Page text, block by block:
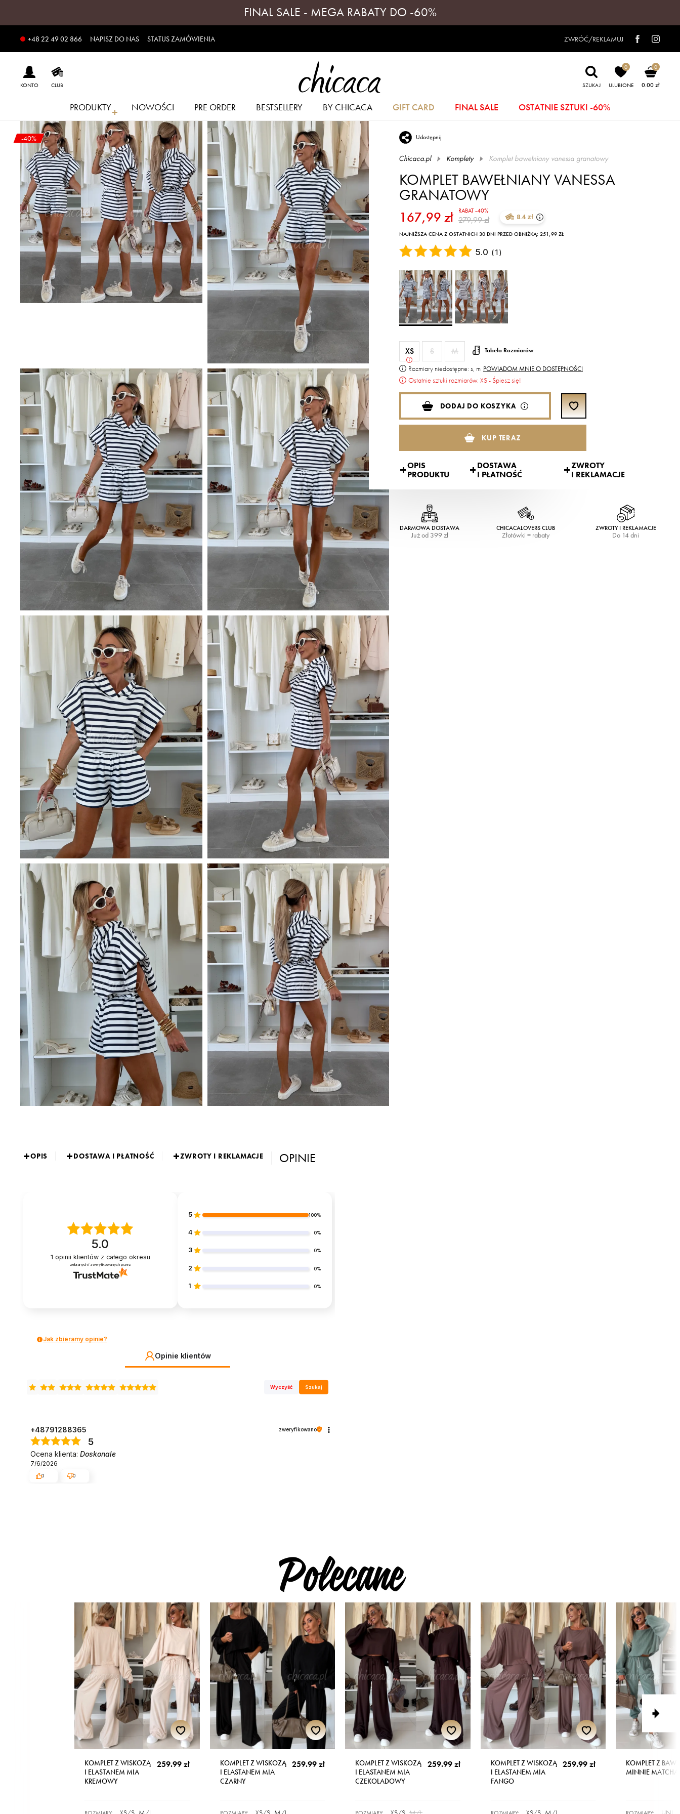
FINAL SALE - MEGA RABATY DO -60%
+48 22 49 02 866 NAPISZ DO NAS STATUS ZAMÓWIENIA ZWRÓĆ/REKLAMUJ
KONTO CLUB SZUKAJ
0
ULUBIONE
0
0.00 zł
PRODUKTY NOWOŚCI PRE ORDER BESTSELLERY BY CHICACA GIFT CARD FINAL SALE OSTATNIE SZTUKI -60%
-40%
OPIS DOSTAWA I PŁATNOŚĆ ZWROTY I REKLAMACJE OPINIE
5.0
1 opinii klientów z całego okresu
zebranych i zweryfikowanych przez
5 100%
4 0%
3 0%
2 0%
1 0%
Jak zbieramy opinie?
Opinie klientów
Wyczyść Szukaj
+48791288365 zweryfikowano
5
Ocena klienta: Doskonale
7/6/2026
0 0
Udostępnij
Chicaca.pl Komplety komplet bawełniany vanessa granatowy
KOMPLET BAWEŁNIANY VANESSA
GRANATOWY
167,99 zł RABAT -40%
279,99 zł 8.4 zł
NAJNIŻSZA CENA Z OSTATNICH 30 DNI PRZED OBNIŻKĄ: 251,99 ZŁ
5.0 (1 )
XS S M Tabela Rozmiarów
Rozmiary niedostępne: s, m POWIADOM MNIE O DOSTĘPNOŚCI
Ostatnie sztuki rozmiarów: XS - Śpiesz się!
DODAJ DO KOSZYKA
KUP TERAZ
OPIS
PRODUKTU
DOSTAWA
I PŁATNOŚĆ
ZWROTY
I REKLAMACJE
DARMOWA DOSTAWA
Już od 399 zł
CHICACALOVERS CLUB
Złotówki = rabaty
ZWROTY I REKLAMACJE
Do 14 dni
Polecane
KOMPLET Z WISKOZĄ
I ELASTANEM MIA
KREMOWY
259.99 zł
KOMPLET Z WISKOZĄ
I ELASTANEM MIA
CZARNY
259.99 zł
KOMPLET Z WISKOZĄ
I ELASTANEM MIA
CZEKOLADOWY
259.99 zł
KOMPLET Z WISKOZĄ
I ELASTANEM MIA
FANGO
259.99 zł
KOMPLET Z
MINNIE MATCHA